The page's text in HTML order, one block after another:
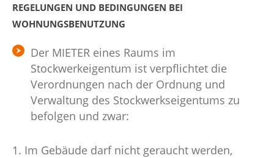
REGELUNGEN UND BEDINGUNGEN BEI
WOHNUNGSBENUTZUNG
Der MIETER eines Raums im
Stockwerkeigentum ist verpflichtet die
Verordnungen nach der Ordnung und
Verwaltung des Stockwerkseigentums zu
befolgen und zwar:
Im Gebäude darf nicht geraucht werden,